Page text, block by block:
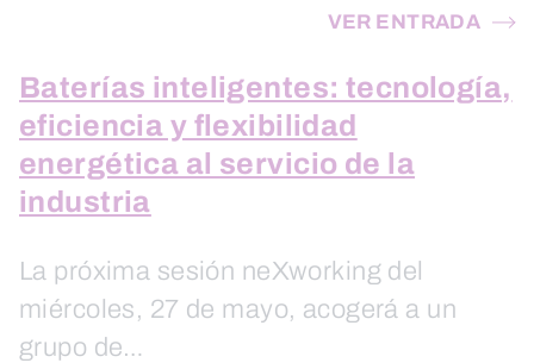
VER ENTRADA
Baterías inteligentes: tecnología,
eficiencia y flexibilidad
energética al servicio de la
industria
La próxima sesión neXworking del
miércoles, 27 de mayo, acogerá a un
grupo de…